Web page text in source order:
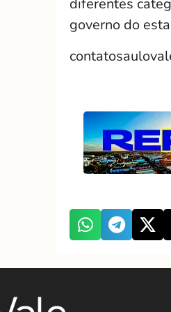
diferentes
governo do